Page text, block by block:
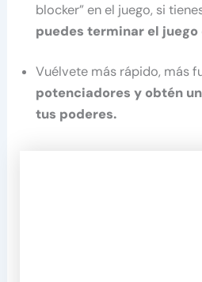
blocker” en el juego, si
puedes terminar el
Vuélvete más rápido, más
potenciadores y obtén
tus poderes.